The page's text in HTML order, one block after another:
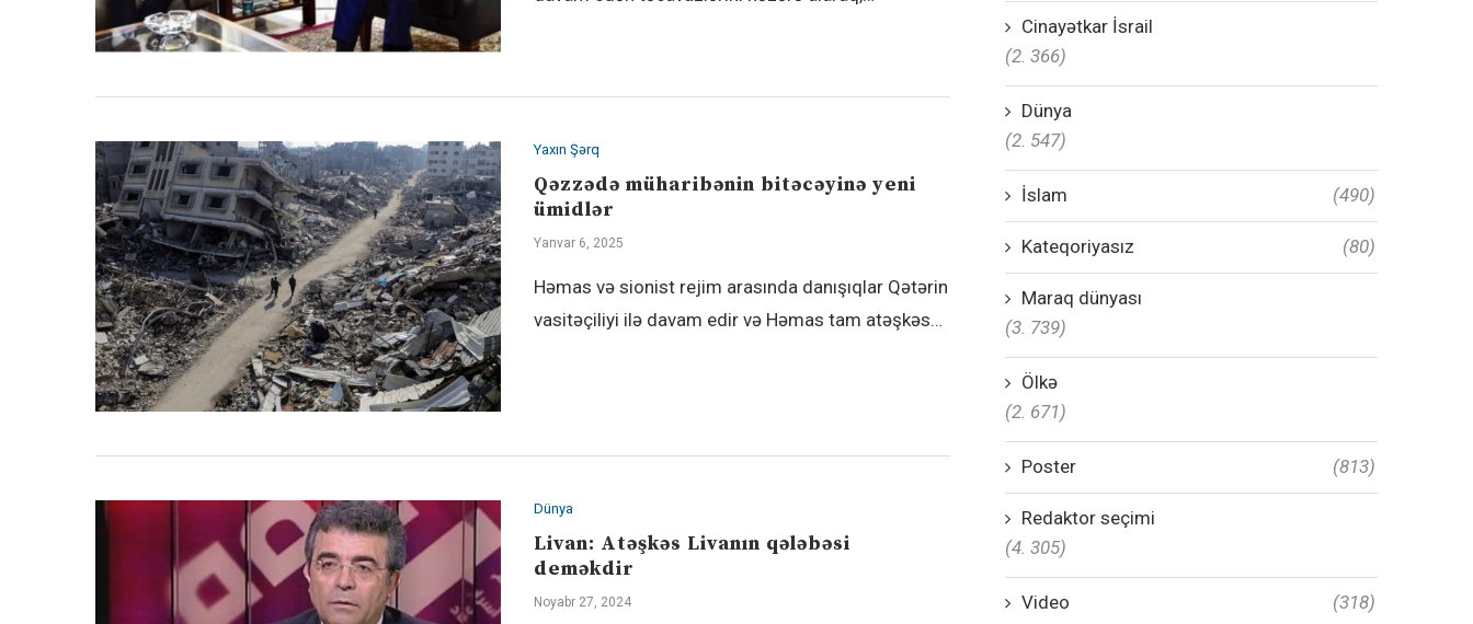
Yaxın Şərq
Qəzzədə müharibənin bitəcəyinə yeni
ümidlər
Yanvar 6, 2025
Həmas və sionist rejim arasında danışıqlar Qətərin
vasitəçiliyi ilə davam edir və Həmas tam atəşkəs…
Dünya
Livan: Atəşkəs Livanın qələbəsi
deməkdir
Noyabr 27, 2024
Cinayətkar İsrail
(2. 366)
Dünya
(2. 547)
İslam (490)
Kateqoriyasız (80)
Maraq dünyası
(3. 739)
Ölkə
(2. 671)
Poster (813)
Redaktor seçimi
(4. 305)
Video (318)